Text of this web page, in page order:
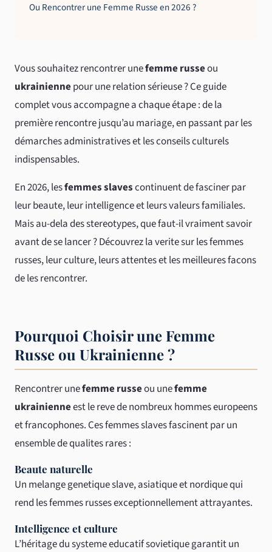
Ou Rencontrer une Femme Russe en 2026 ?
Vous souhaitez rencontrer unefemme russeou
ukrainiennepour une relation sérieuse ? Ce guide
complet vous accompagne a chaque étape : de la
première rencontre jusqu’au mariage, en passant par les
démarches administratives et les conseils culturels
indispensables.
En 2026, lesfemmes slavescontinuent de fasciner par
leur beaute, leur intelligence et leurs valeurs familiales.
Mais au-dela des stereotypes, que faut-il vraiment savoir
avant de se lancer ? Découvrez la verite sur les femmes
russes, leur culture, leurs attentes et les meilleures facons
de les rencontrer.
Pourquoi Choisir une Femme
Russe ou Ukrainienne ?
Rencontrer unefemme russeou unefemme
ukrainienneest le reve de nombreux hommes europeens
et francophones. Ces femmes slaves fascinent par un
ensemble de qualites rares :
Beaute naturelle
Un melange genetique slave, asiatique et nordique qui
rend les femmes russes exceptionnellement attrayantes.
Intelligence et culture
L’héritage du systeme educatif sovietique garantit un